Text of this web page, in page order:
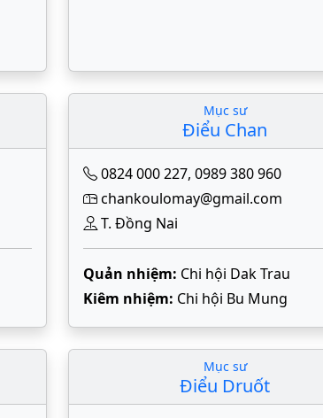
Mục sư
Điểu Chan
0824 000 227, 0989 380 960
chankoulomay@gmail.com
T. Đồng Nai
Quản nhiệm: Chi hội Dak Trau
Kiêm nhiệm: Chi hội Bu Mung
Mục sư
Điểu Druốt